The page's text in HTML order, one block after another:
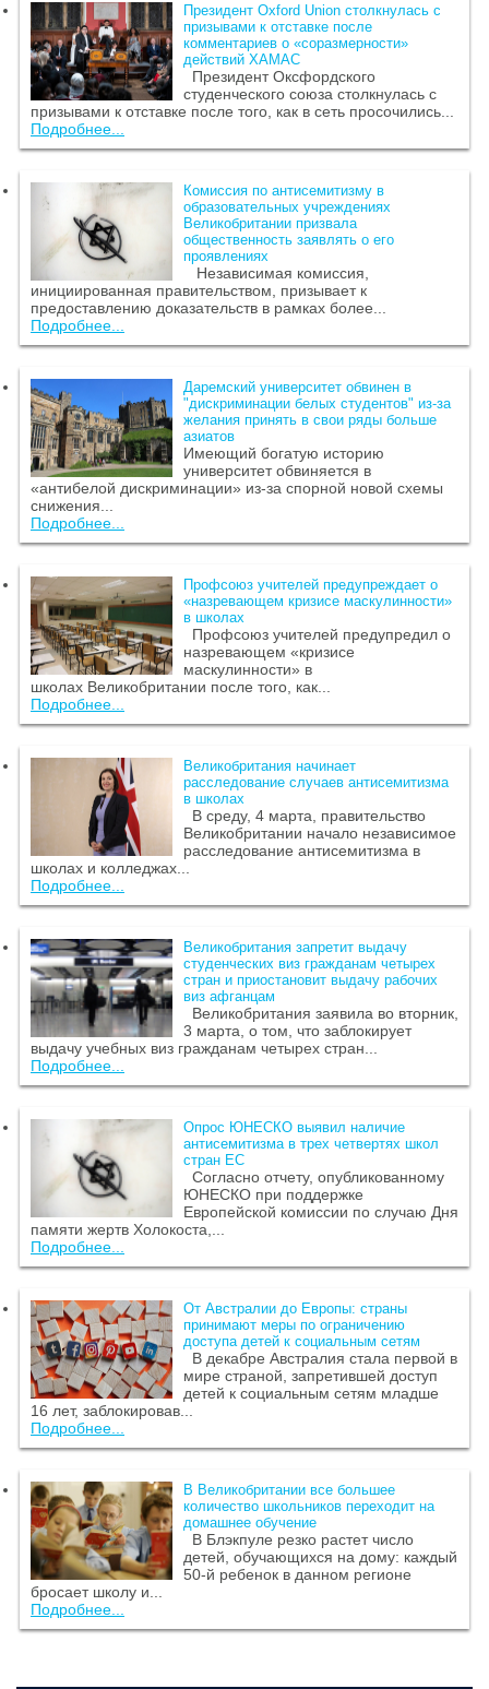
Президент Oxford Union столкнулась с
призывами к отставке после
комментариев о «соразмерности»
действий ХАМАС
Президент Оксфордского
студенческого союза столкнулась с
призывами к отставке после того, как в сеть просочились...
Подробнее...
Комиссия по антисемитизму в
образовательных учреждениях
Великобритании призвала
общественность заявлять о его
проявлениях
Независимая комиссия,
инициированная правительством, призывает к
предоставлению доказательств в рамках более...
Подробнее...
Даремский университет обвинен в
"дискриминации белых студентов" из-за
желания принять в свои ряды больше
азиатов
Имеющий богатую историю
университет обвиняется в
«антибелой дискриминации» из-за спорной новой схемы
снижения...
Подробнее...
Профсоюз учителей предупреждает о
«назревающем кризисе маскулинности»
в школах
Профсоюз учителей предупредил о
назревающем «кризисе
маскулинности» в
школах Великобритании после того, как...
Подробнее...
Великобритания начинает
расследование случаев антисемитизма
в школах
В среду, 4 марта, правительство
Великобритании начало независимое
расследование антисемитизма в
школах и колледжах...
Подробнее...
Великобритания запретит выдачу
студенческих виз гражданам четырех
стран и приостановит выдачу рабочих
виз афганцам
Великобритания заявила во вторник,
3 марта, о том, что заблокирует
выдачу учебных виз гражданам четырех стран...
Подробнее...
Опрос ЮНЕСКО выявил наличие
антисемитизма в трех четвертях школ
стран ЕС
Согласно отчету, опубликованному
ЮНЕСКО при поддержке
Европейской комиссии по случаю Дня
памяти жертв Холокоста,...
Подробнее...
От Австралии до Европы: страны
принимают меры по ограничению
доступа детей к социальным сетям
В декабре Австралия стала первой в
мире страной, запретившей доступ
детей к социальным сетям младше
16 лет, заблокировав...
Подробнее...
В Великобритании все большее
количество школьников переходит на
домашнее обучение
В Блэкпуле резко растет число
детей, обучающихся на дому: каждый
50-й ребенок в данном регионе
бросает школу и...
Подробнее...